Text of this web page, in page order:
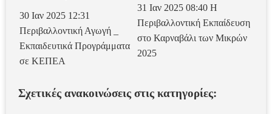
30 Ιαν 2025 12:31
Περιβαλλοντική Αγωγή _
Εκπαιδευτικά Προγράμματα
σε ΚΕΠΕΑ
31 Ιαν 2025 08:40 Η
Περιβαλλοντική Εκπαίδευση
στο Καρναβάλι των Μικρών
2025
Σχετικές ανακοινώσεις στις κατηγορίες: